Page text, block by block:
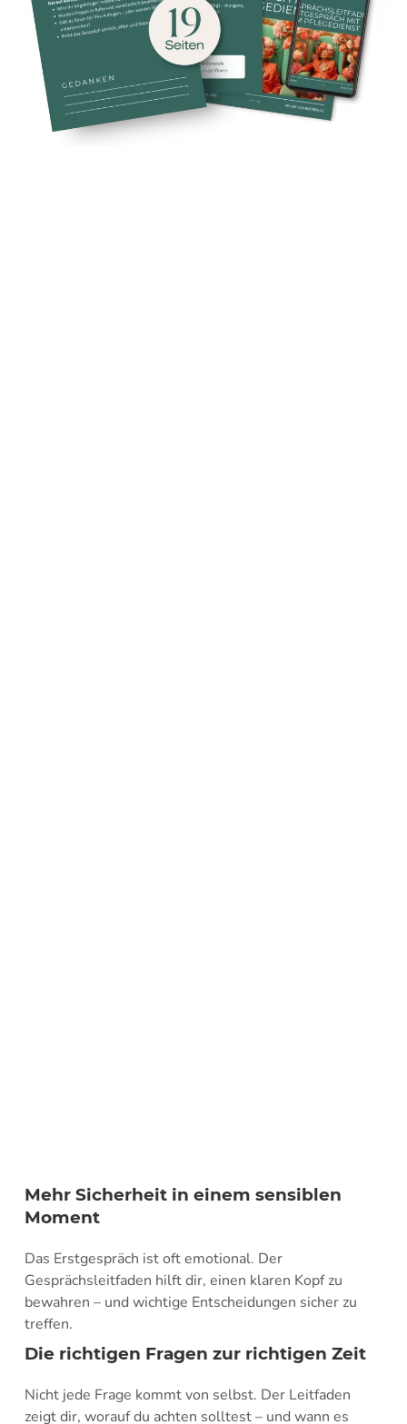
Mehr Sicherheit in einem sensiblen
Moment
Das Erstgespräch ist oft emotional. Der
Gesprächsleitfaden hilft dir, einen klaren Kopf zu
bewahren – und wichtige Entscheidungen sicher zu
treffen.
Die richtigen Fragen zur richtigen Zeit
Nicht jede Frage kommt von selbst. Der Leitfaden
zeigt dir, worauf du achten solltest – und wann es